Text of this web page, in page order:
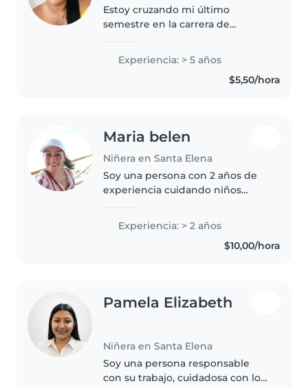
Estoy cruzando mi último
semestre en la carrera de
que me ha enseñado a ser
paciente y hacer marabares para
Experiencia: > 5 años
$5,50/hora
Maria belen
Niñera en Santa Elena
Soy una persona con 2 años de
experiencia cuidando niños
auxilios, me encanta dibujar y
leer cuentos. Me adapto
fácilmente y disfruto facilitando
Experiencia: > 2 años
$10,00/hora
Pamela Elizabeth
Niñera en Santa Elena
Soy una persona responsable
con su trabajo, cuidadosa con los